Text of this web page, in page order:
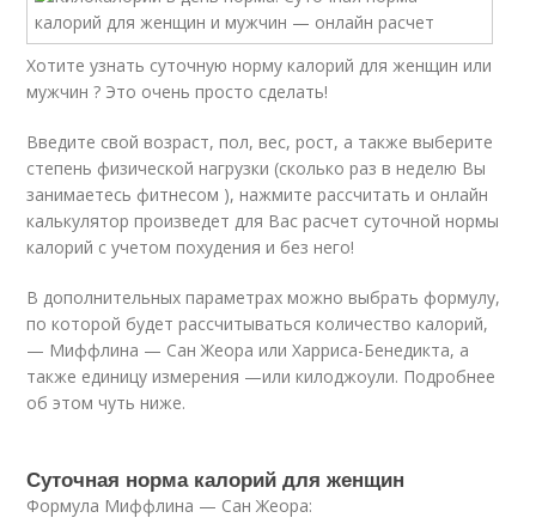
Хотите узнать суточную норму калорий для женщин или
мужчин ? Это очень просто сделать!
Введите свой возраст, пол, вес, рост, а также выберите
степень физической нагрузки (сколько раз в неделю Вы
занимаетесь фитнесом ), нажмите рассчитать и онлайн
калькулятор произведет для Вас расчет суточной нормы
калорий с учетом похудения и без него!
В дополнительных параметрах можно выбрать формулу,
по которой будет рассчитываться количество калорий,
— Миффлина — Сан Жеора или Харриса-Бенедикта, а
также единицу измерения —или килоджоули. Подробнее
об этом чуть ниже.
Суточная норма калорий для женщин
Формула Миффлина — Сан Жеора: